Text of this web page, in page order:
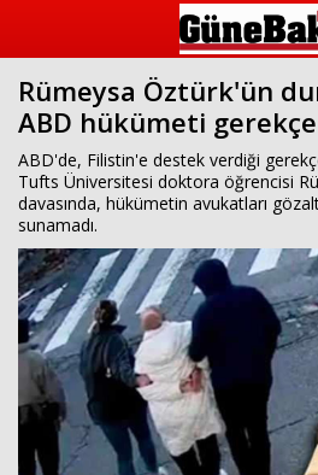
Rümeysa Öztürk'ün
ABD hükümeti
ABD'de, Filistin'e destek verdiği
Tufts Üniversitesi doktora öğrencisi
davasında, hükümetin avukatları
sunamadı.